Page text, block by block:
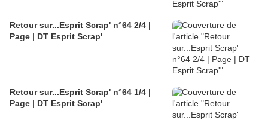
Retour sur...Esprit Scrap' n°64 2/4 |
Page | DT Esprit Scrap'
Retour sur...Esprit Scrap' n°64 1/4 |
Page | DT Esprit Scrap'